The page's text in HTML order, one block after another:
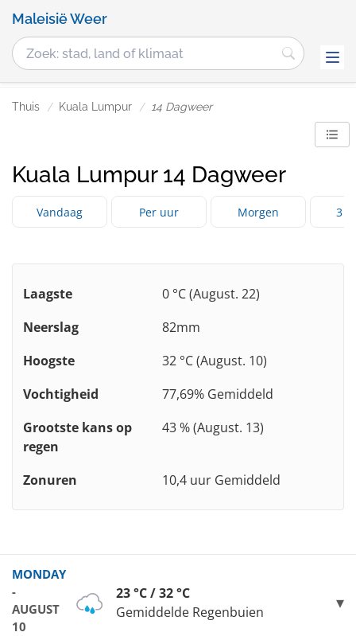
Maleisië Weer
Thuis Kuala Lumpur 14 Dagweer
Kuala Lumpur 14 Dagweer
Vandaag Per uur Morgen 3
Laagste
0 °C (August. 22)
Neerslag
82mm
Hoogste
32 °C (August. 10)
Vochtigheid
77,69% Gemiddeld
Grootste kans op
regen
43 % (August. 13)
Zonuren 10,4 uur Gemiddeld
MONDAY
-
AUGUST
10
23 °C / 32 °C
Gemiddelde Regenbuien